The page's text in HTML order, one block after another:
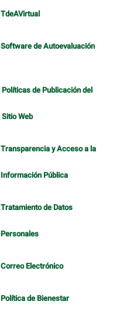
TdeAVirtual
Software de Autoevaluación
Políticas de Publicación del
Sitio Web
Transparencia y Acceso a la
Información Pública
Tratamiento de Datos
Personales
Correo Electrónico
Política de Bienestar